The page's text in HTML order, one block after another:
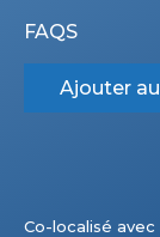
FAQS
Ajouter
Co-localisé avec